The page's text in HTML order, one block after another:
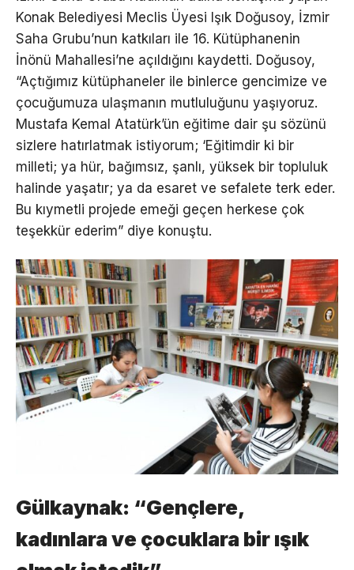
Konak Belediyesi Meclis Üyesi Işık Doğusoy, İzmir
Saha Grubu’nun katkıları ile 16. Kütüphanenin
İnönü Mahallesi’ne açıldığını kaydetti. Doğusoy,
“Açtığımız kütüphaneler ile binlerce gencimize ve
çocuğumuza ulaşmanın mutluluğunu yaşıyoruz.
Mustafa Kemal Atatürk’ün eğitime dair şu sözünü
sizlere hatırlatmak istiyorum; ‘Eğitimdir ki bir
milleti; ya hür, bağımsız, şanlı, yüksek bir topluluk
halinde yaşatır; ya da esaret ve sefalete terk eder.
Bu kıymetli projede emeği geçen herkese çok
teşekkür ederim” diye konuştu.
Gülkaynak: “Gençlere,
kadınlara ve çocuklara bir ışık